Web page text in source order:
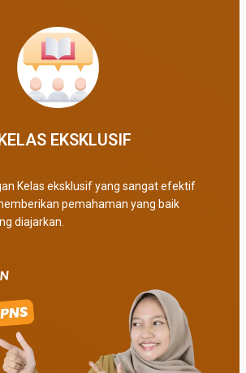
EKSKLUSIF​
Kelas eksklusif yang sangat efektif
pemahaman yang baik
diajarkan.